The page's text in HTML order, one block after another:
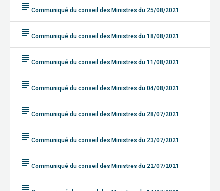
subject Communiqué du conseil des Ministres du 25/08/2021
subject Communiqué du conseil des Ministres du 18/08/2021
subject Communiqué du conseil des Ministres du 11/08/2021
subject Communiqué du conseil des Ministres du 04/08/2021
subject Communiqué du conseil des Ministres du 28/07/2021
subject Communiqué du conseil des Ministres du 23/07/2021
subject Communiqué du conseil des Ministres du 22/07/2021
subject